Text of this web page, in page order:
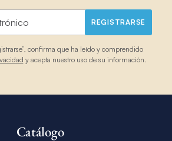
REGISTRARSE
confirma que ha leído y comprendido
y acepta nuestro uso de su información.
Catálogo